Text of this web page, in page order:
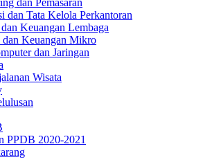
dan Pemasaran
dan Tata Kelola Perkantoran
Keuangan Lembaga
dan Keuangan Mikro
dan Jaringan
Wisata
PPDB 2020-2021